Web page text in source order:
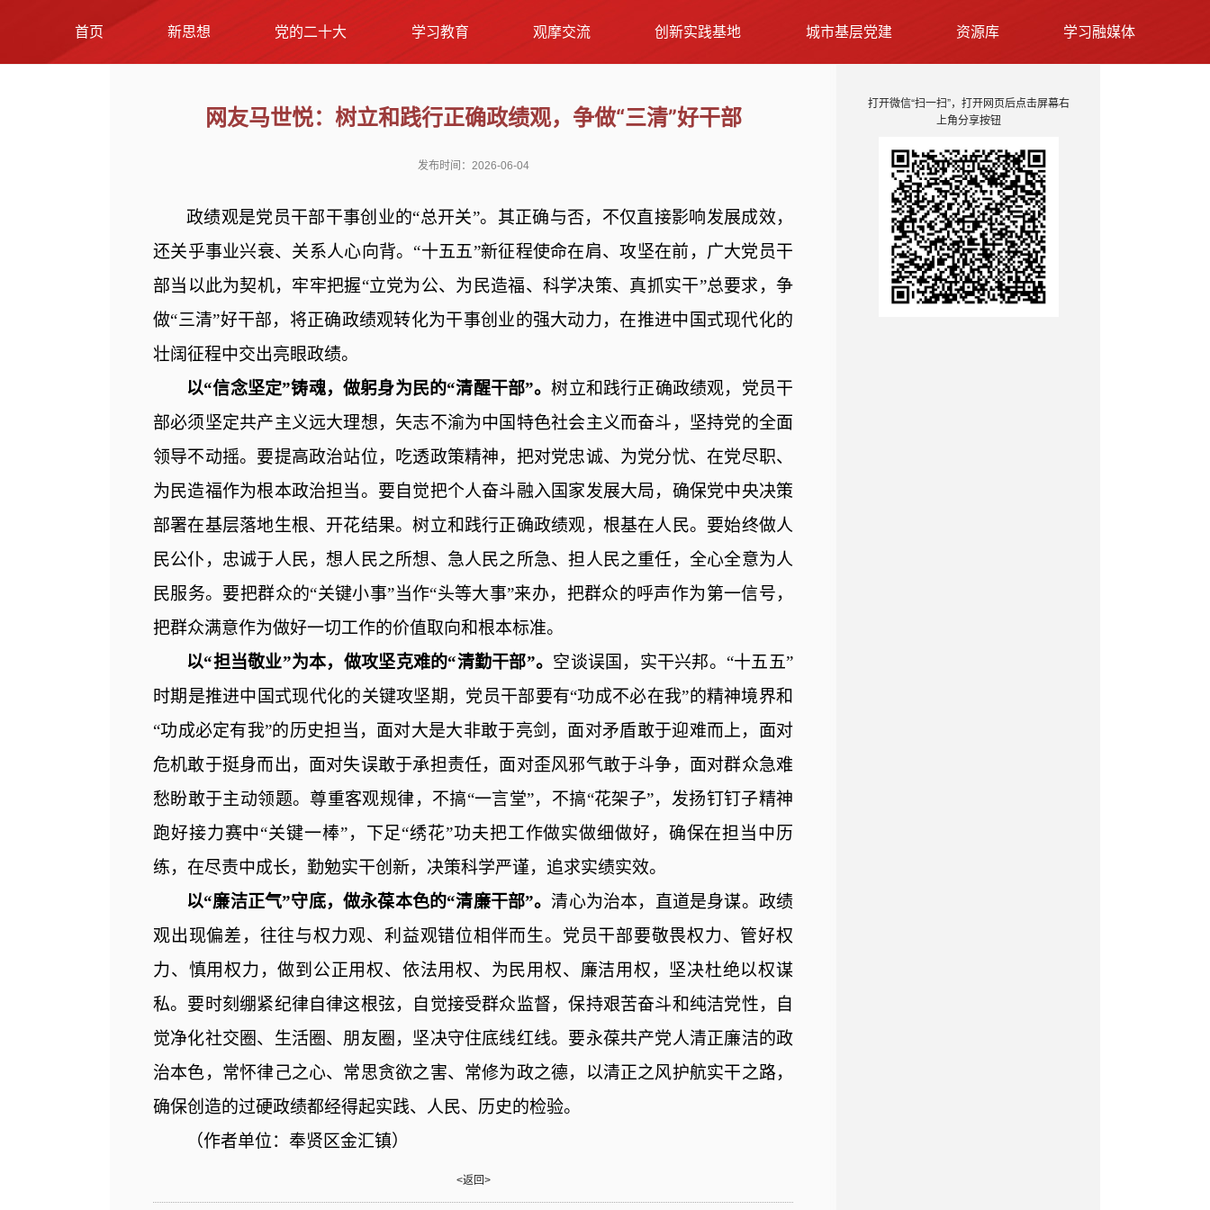
首页 新思想 党的二十大 学习教育 观摩交流 创新实践基地 城市基层党建 资源库 学习融媒体
网友马世悦：树立和践行正确政绩观，争做“三清”好干部
发布时间：2026-06-04
政绩观是党员干部干事创业的“总开关”。其正确与否，不仅直接影响发展成效，
还关乎事业兴衰、关系人心向背。 “十五五”新征程使命在肩、攻坚在前，广大党员干
部当以此为契机， 牢牢把握“立党为公、为民造福、科学决策、真抓实干”总要求，争
做“三清”好干部，将正确政绩观转化为干事创业的强大动力，在推进中国式现代化的
壮阔征程中交出亮眼政绩。
以“信念坚定”铸魂，做躬身为民的“清醒干部”。树立和践行正确政绩观，党员干
部必须坚定共产主义远大理想，矢志不渝为中国特色社会主义而奋斗，坚持党的全面
领导不动摇。要提高政治站位，吃透政策精神，把对党忠诚、为党分忧、在党尽职、
为民造福作为根本政治担当。要自觉把个人奋斗融入国家发展大局，确保党中央决策
部署在基层落地生根、开花结果。树立和践行正确政绩观，根基在人民。要始终做人
民公仆，忠诚于人民，想人民之所想、急人民之所急、担人民之重任，全心全意为人
民服务。要把群众的“关键小事”当作“头等大事”来办，把群众的呼声作为第一信号，
把群众满意作为做好一切工作的价值取向和根本标准。
以“担当敬业”为本，做攻坚克难的“清勤干部”。 空谈误国，实干兴邦。“十五五”
时期是推进中国式现代化的关键攻坚期，党员干部要有“功成不必在我”的精神境界和
“功成必定有我”的历史担当，面对大是大非敢于亮剑，面对矛盾敢于迎难而上，面对
危机敢于挺身而出，面对失误敢于承担责任，面对歪风邪气敢于斗争，面对群众急难
愁盼敢于主动领题。尊重客观规律，不搞“一言堂”，不搞“花架子”，发扬钉钉子精神
跑好接力赛中“关键一棒”，下足“绣花”功夫把工作做实做细做好，确保在担当中历
练，在尽责中成长，勤勉实干创新，决策科学严谨，追求实绩实效。
以“廉洁正气”守底，做永葆本色的“清廉干部”。 清心为治本，直道是身谋。政绩
观出现偏差，往往与权力观、利益观错位相伴而生。党员干部要敬畏权力、管好权
力、慎用权力，做到公正用权、依法用权、为民用权、廉洁用权，坚决杜绝以权谋
私。要时刻绷紧纪律自律这根弦，自觉接受群众监督，保持艰苦奋斗和纯洁党性，自
觉净化社交圈、生活圈、朋友圈，坚决守住底线红线。要永葆共产党人清正廉洁的政
治本色，常怀律己之心、常思贪欲之害、常修为政之德，以清正之风护航实干之路，
确保创造的过硬政绩都经得起实践、人民、历史的检验。
（作者单位：奉贤区金汇镇）
<返回>
打开微信“扫一扫”，打开网页后点击屏幕右
上角分享按钮